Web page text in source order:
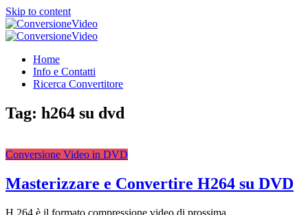
Skip to content
ConversioneVideo
Video Converter Software Offline App
Home
Info e Contatti
Ricerca Convertitore
Tag: h264 su dvd
Conversione Video in DVD
Masterizzare e Convertire H264 su DVD
H.264 è il formato compressione video di prossima